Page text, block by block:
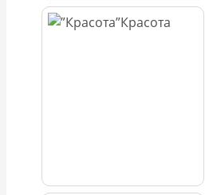
Красота